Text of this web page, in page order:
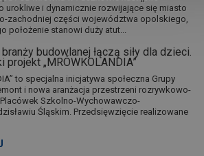
urokliwe i dynamicznie rozwijające się miasto
zachodniej części województwa opolskiego,
położenie stanowi duży atut...
budowlanej łączą siły dla dzieci.
projekt „MRÓWKOLANDIA”
to specjalna inicjatywa społeczna Grupy
i nowa aranżacja przestrzeni rozrywkowo-
Szkolno-Wychowawczo-
Śląskim. Przedsięwzięcie realizowane